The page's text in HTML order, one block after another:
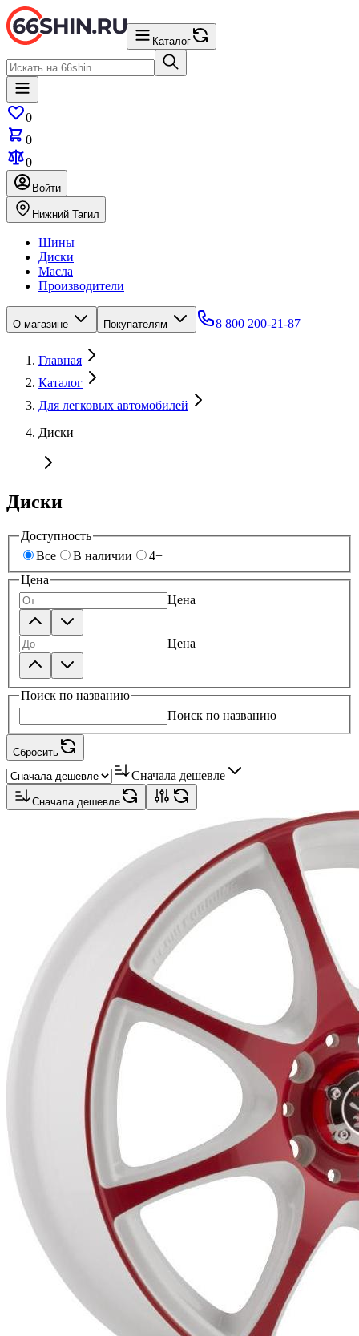
Каталог
0
0
0
Войти
Нижний Тагил
Шины
Диски
Масла
Производители
О магазине Покупателям 8 800 200-21-87
Главная
Каталог
Для легковых автомобилей
Диски
Диски
Доступность
Все
В наличии
4+
Цена
Цена
Цена
Поиск по названию
Поиск по названию
Сбросить
Сначала дешевле
Сначала дешевле